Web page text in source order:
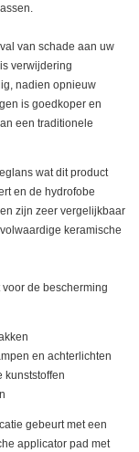
van schade aan uw
verwijdering
nadien opnieuw
is goedkoper en
een traditionele
wat dit product
en de hydrofobe
zijn zeer vergelijkbaar
keramische
voor de bescherming
en achterlichten
kunststoffen
gebeurt met een
applicator pad met